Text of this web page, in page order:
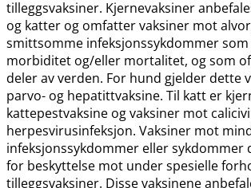
tilleggsvaksiner. Kjernevaksiner
og katter og omfatter vaksiner mot
smittsomme infeksjonssykdommer som
morbiditet og​/​eller mortalitet, og som
deler av verden. For hund gjelder dette
parvo- og hepatittvaksine. Til katt er
kattepestvaksine og vaksiner mot
herpesvirusinfeksjon. Vaksiner mot
infeksjonssykdommer eller sykdommer
for beskyttelse mot under spesielle
tilleggsvaksiner. Disse vaksinene